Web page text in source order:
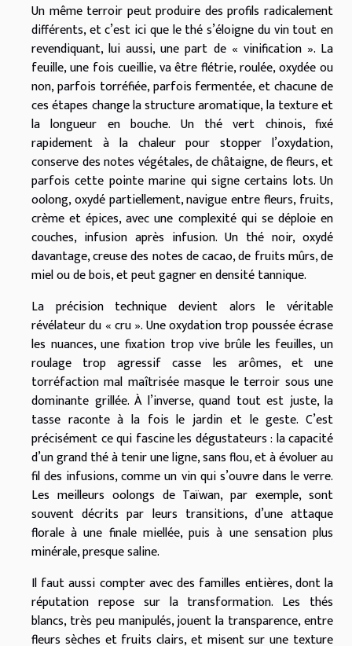
Un même terroir peut produire des profils radicalement
différents, et c’est ici que le thé s’éloigne du vin tout en
revendiquant, lui aussi, une part de « vinification ». La
feuille, une fois cueillie, va être flétrie, roulée, oxydée ou
non, parfois torréfiée, parfois fermentée, et chacune de
ces étapes change la structure aromatique, la texture et
la longueur en bouche. Un thé vert chinois, fixé
rapidement à la chaleur pour stopper l’oxydation,
conserve des notes végétales, de châtaigne, de fleurs, et
parfois cette pointe marine qui signe certains lots. Un
oolong, oxydé partiellement, navigue entre fleurs, fruits,
crème et épices, avec une complexité qui se déploie en
couches, infusion après infusion. Un thé noir, oxydé
davantage, creuse des notes de cacao, de fruits mûrs, de
miel ou de bois, et peut gagner en densité tannique.
La précision technique devient alors le véritable
révélateur du « cru ». Une oxydation trop poussée écrase
les nuances, une fixation trop vive brûle les feuilles, un
roulage trop agressif casse les arômes, et une
torréfaction mal maîtrisée masque le terroir sous une
dominante grillée. À l’inverse, quand tout est juste, la
tasse raconte à la fois le jardin et le geste. C’est
précisément ce qui fascine les dégustateurs : la capacité
d’un grand thé à tenir une ligne, sans flou, et à évoluer au
fil des infusions, comme un vin qui s’ouvre dans le verre.
Les meilleurs oolongs de Taïwan, par exemple, sont
souvent décrits par leurs transitions, d’une attaque
florale à une finale miellée, puis à une sensation plus
minérale, presque saline.
Il faut aussi compter avec des familles entières, dont la
réputation repose sur la transformation. Les thés
blancs, très peu manipulés, jouent la transparence, entre
fleurs sèches et fruits clairs, et misent sur une texture